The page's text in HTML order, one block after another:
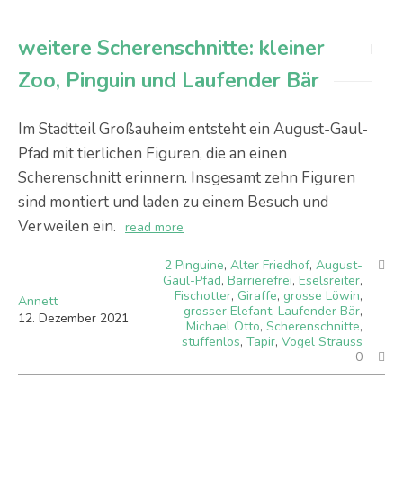
weitere Scherenschnitte: kleiner
Zoo, Pinguin und Laufender Bär
Im Stadtteil Großauheim entsteht ein August-Gaul-
Pfad mit tierlichen Figuren, die an einen
Scherenschnitt erinnern. Insgesamt zehn Figuren
sind montiert und laden zu einem Besuch und
Verweilen ein. read more
Annett
12. Dezember 2021
2 Pinguine, Alter Friedhof, August-
Gaul-Pfad, Barrierefrei, Eselsreiter,
Fischotter, Giraffe, grosse Löwin,
grosser Elefant, Laufender Bär,
Michael Otto, Scherenschnitte,
stuffenlos, Tapir, Vogel Strauss
0